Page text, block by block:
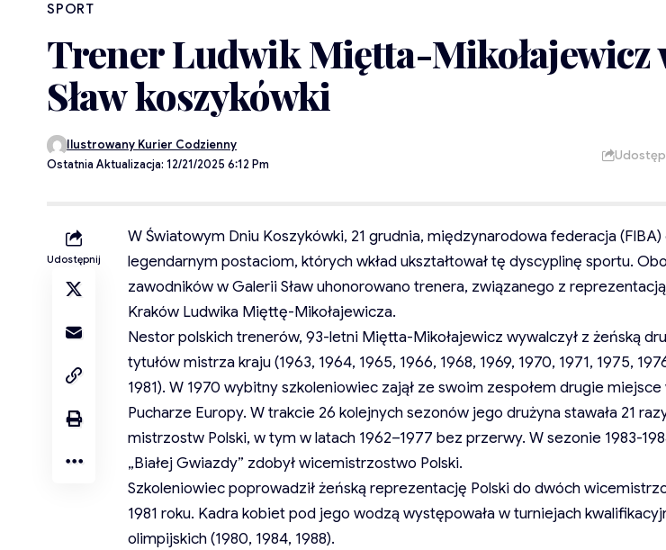
SPORT
Trener Ludwik Miętta-Mikołajewicz
Sław koszykówki
Ostatnia Aktualizacja: 12/21/2025 6:12 Pm
Ilustrowany Kurier Codzienny
Udostępnij
W Światowym Dniu Koszykówki, 21 grudnia, międzynarodowa federacja (FIBA)
legendarnym postaciom, których wkład ukształtował tę dyscyplinę sportu.
zawodników w Galerii Sław uhonorowano trenera, związanego z reprezentacją
Kraków Ludwika Mięttę-Mikołajewicza.
Nestor polskich trenerów, 93-letni Miętta-Mikołajewicz wywalczył z żeńską
tytułów mistrza kraju (1963, 1964, 1965, 1966, 1968, 1969, 1970, 1971, 1975,
1981). W 1970 wybitny szkoleniowiec zajął ze swoim zespołem drugie
Pucharze Europy. W trakcie 26 kolejnych sezonów jego drużyna stawała 21
mistrzostw Polski, w tym w latach 1962–1977 bez przerwy. W sezonie 1983-
„Białej Gwiazdy” zdobył wicemistrzostwo Polski.
Szkoleniowiec poprowadził żeńską reprezentację Polski do dwóch
1981 roku. Kadra kobiet pod jego wodzą występowała w turniejach
olimpijskich (1980, 1984, 1988).